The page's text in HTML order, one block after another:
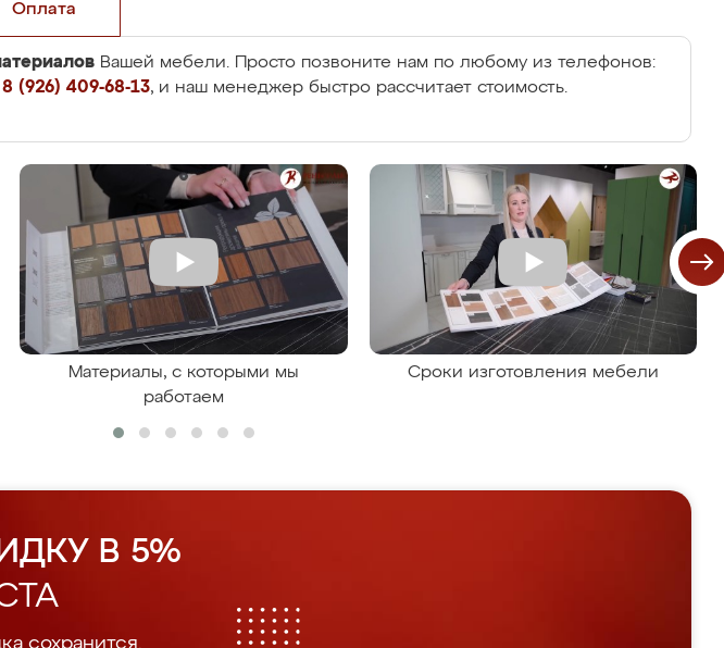
Оплата
Вашей мебели. Просто позвоните нам по любому из телефонов:
8 (926) 409-68-13, и наш менеджер быстро рассчитает стоимость.
Материалы, с которыми мы
работаем
Сроки изготовления мебели
В 5%
сохранится.